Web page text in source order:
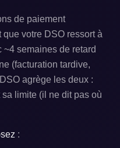
de paiement
votre DSO ressort à
semaines de retard
(facturation tardive,
agrège les deux :
limite (il ne dit pas où
: